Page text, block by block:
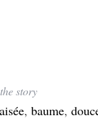
story
, baume,